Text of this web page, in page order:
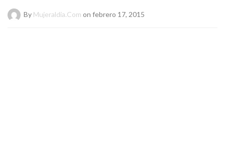
By Mujeraldia.com on febrero 17, 2015